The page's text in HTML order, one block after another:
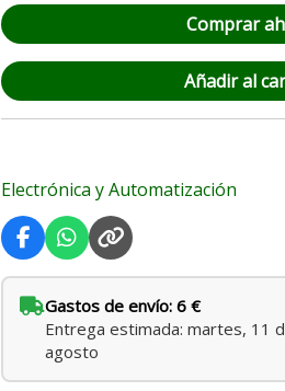
RF
-
Smart
Home
cantidad
Comprar
Añadir al
Electrónica y Automatización
Gastos de envío: 6 €
Entrega estimada: martes, 11
agosto